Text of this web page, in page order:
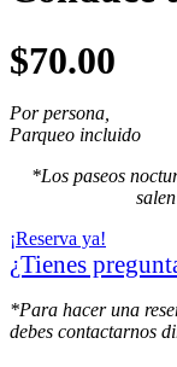
$70.00
Por persona,
Parqueo incluido
*Los paseos
¡Reserva ya!
¿Tienes
*Para hacer una
debes contactarnos